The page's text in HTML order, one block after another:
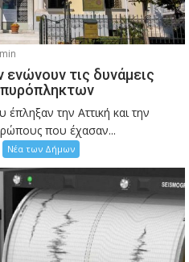
τις δυνάμεις
πυρόπληκτων
την Αττική και την
που έχασαν...
Νέα των Δήμων